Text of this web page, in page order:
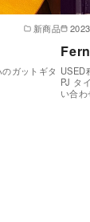
新商品
ガットギタ USED
PJ タ
い合